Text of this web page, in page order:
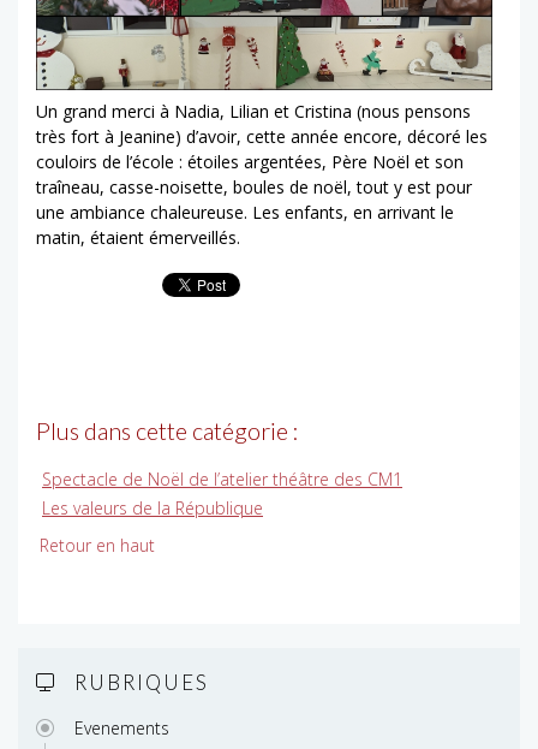
Un grand merci à Nadia, Lilian et Cristina (nous pensons
très fort à Jeanine) d’avoir, cette année encore, décoré les
couloirs de l’école : étoiles argentées, Père Noël et son
traîneau, casse-noisette, boules de noël, tout y est pour
une ambiance chaleureuse. Les enfants, en arrivant le
matin, étaient émerveillés.
Plus dans cette catégorie :
Spectacle de Noël de l’atelier théâtre des CM1
Les valeurs de la République
Retour en haut
RUBRIQUES
Evenements